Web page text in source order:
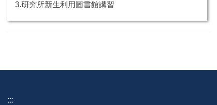
3.研究所新生利用圖書館講習
:::